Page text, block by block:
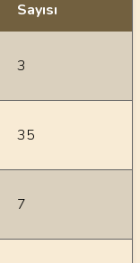
Sayısı
3
35
7